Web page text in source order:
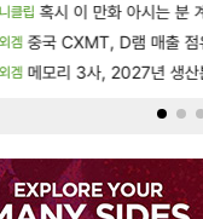
사막 풍풍풍 군왕주차가 씹이
플 현재 나무위키 실검 1위인
플 ㅇㅂ)진짜 개웃기네 ㅋㅋ
클립 혹시 이 만화 아시는 분
겜 중국 CXMT, D램 매출 점유
겜 메모리 3사, 2027년 생산